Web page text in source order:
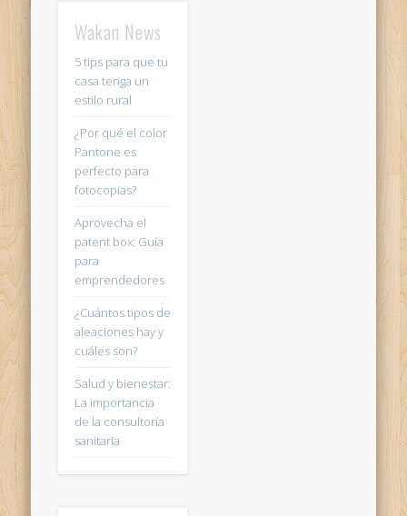
Wakan News
5 tips para que tu
casa tenga un
estilo rural
¿Por qué el color
Pantone es
perfecto para
fotocopias?
Aprovecha el
patent box: Guía
para
emprendedores
¿Cuántos tipos de
aleaciones hay y
cuáles son?
Salud y bienestar:
La importancia
de la consultoría
sanitaria